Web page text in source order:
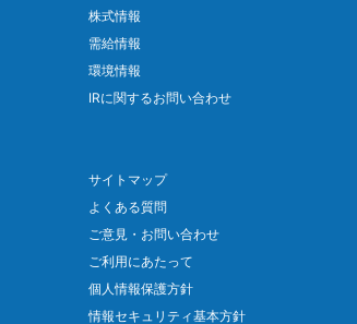
株式情報
需給情報
環境情報
IRに関するお問い合わせ
サイトマップ
よくある質問
ご意見・お問い合わせ
ご利用にあたって
個人情報保護方針
情報セキュリティ基本方針